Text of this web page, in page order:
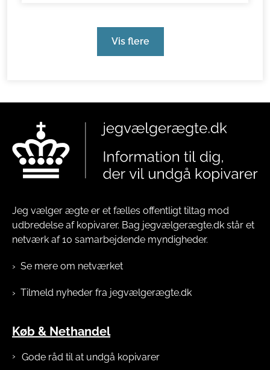
Vis flere
Jeg vælger ægte er et fælles offentligt tiltag mod
udbredelse af kopivarer. Bag jegvælgerægte.dk står et
netværk af 10 samarbejdende myndigheder.
Se mere om netværket
Tilmeld nyheder fra jegvælgerægte.dk
Køb & Nethandel
Gode råd til at undgå kopivarer